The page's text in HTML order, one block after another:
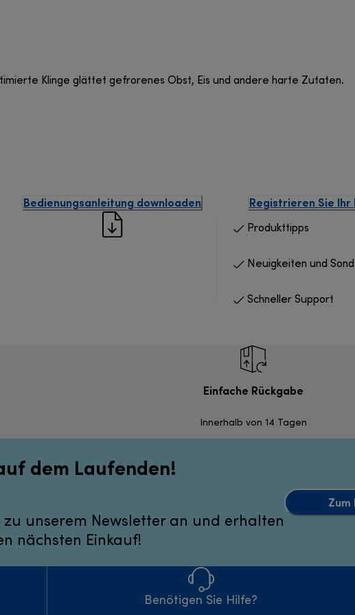
Klinge glättet gefrorenes Obst, Eis und andere harte Zutaten.
Bedienungsanleitung downloaden Registrieren Sie Ihr
Produkttipps
Neuigkeiten und
Schneller Support
Einfache Rückgabe
Innerhalb von 14 Tagen
dem Laufenden!
zu unserem Newsletter an und erhalten
nächsten Einkauf!
Benötigen Sie Hilfe?